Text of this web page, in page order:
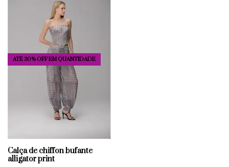
ATÉ 30% OFFEM QUANTIDADE
Calça de chiffon bufante
alligator print